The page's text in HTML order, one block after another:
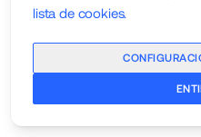
lista de cookies.